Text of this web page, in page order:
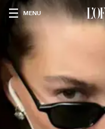
MENU